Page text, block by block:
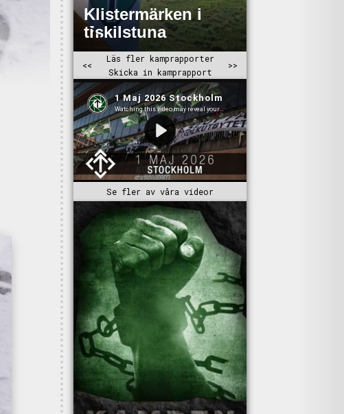
Se fler av våra videor